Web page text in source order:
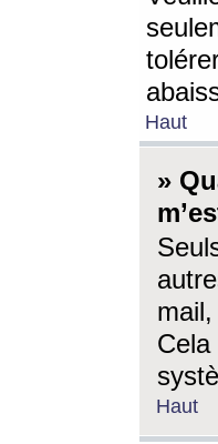
Haut
»
Cela
Haut